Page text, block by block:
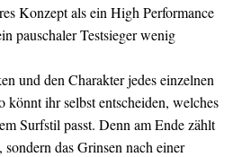
Konzept als ein High Performance
pauschaler Testsieger wenig
und den Charakter jedes einzelnen
könnt ihr selbst entscheiden, welches
Surfstil passt. Denn am Ende zählt
das Grinsen nach einer